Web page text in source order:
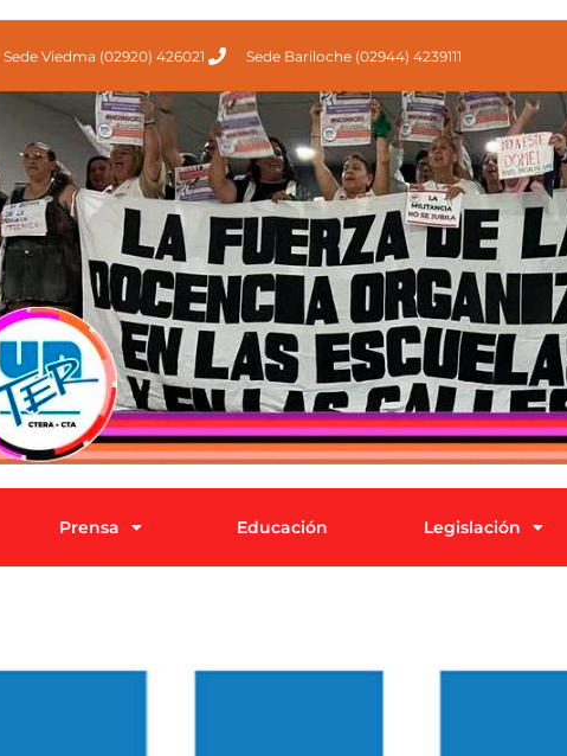
Sede Viedma (02920) 426021 Sede Bariloche (02944) 4239111
Prensa Educación Legislación